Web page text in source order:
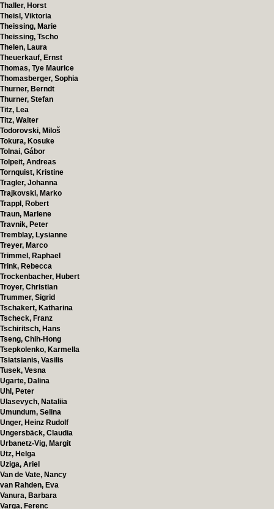
Thaller, Horst
Theisl, Viktoria
Theissing, Marie
Theissing, Tscho
Thelen, Laura
Theuerkauf, Ernst
Thomas, Tye Maurice
Thomasberger, Sophia
Thurner, Berndt
Thurner, Stefan
Titz, Lea
Titz, Walter
Todorovski, Miloš
Tokura, Kosuke
Tolnai, Gábor
Tolpeit, Andreas
Tornquist, Kristine
Tragler, Johanna
Trajkovski, Marko
Trappl, Robert
Traun, Marlene
Travnik, Peter
Tremblay, Lysianne
Treyer, Marco
Trimmel, Raphael
Trink, Rebecca
Trockenbacher, Hubert
Troyer, Christian
Trummer, Sigrid
Tschakert, Katharina
Tscheck, Franz
Tschiritsch, Hans
Tseng, Chih-Hong
Tsepkolenko, Karmella
Tsiatsianis, Vasilis
Tusek, Vesna
Ugarte, Dalina
Uhl, Peter
Ulasevych, Nataliia
Umundum, Selina
Unger, Heinz Rudolf
Ungersbäck, Claudia
Urbanetz-Vig, Margit
Utz, Helga
Uziga, Ariel
Van de Vate, Nancy
van Rahden, Eva
Vanura, Barbara
Varga, Ferenc